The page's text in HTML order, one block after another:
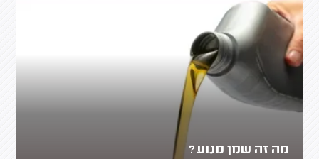
מה זה שמן מנוע?